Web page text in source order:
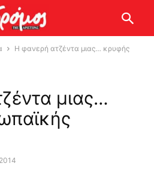
Η φανερή ατζέντα μιας… κρυφής
μιας…